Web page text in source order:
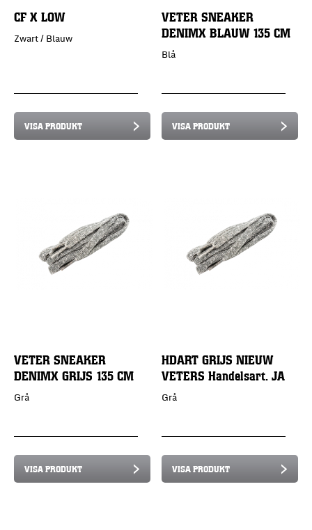
CF X LOW
Zwart / Blauw
VISA PRODUKT
VETER SNEAKER
DENIMX BLAUW 135 CM
Blå
VISA PRODUKT
VETER SNEAKER
DENIMX GRIJS 135 CM
Grå
VISA PRODUKT
HDART GRIJS NIEUW
VETERS Handelsart. JA
Grå
VISA PRODUKT